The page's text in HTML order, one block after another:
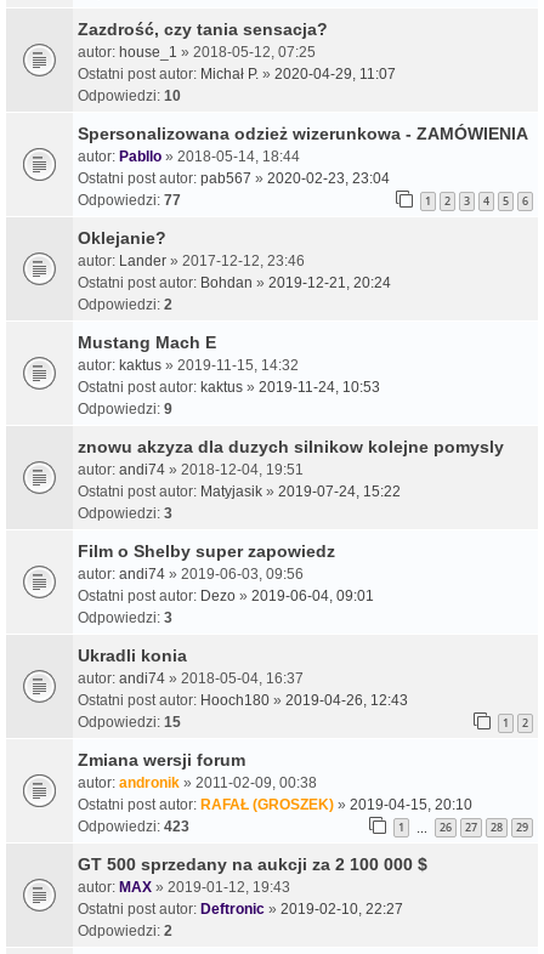
Zazdrość, czy tania sensacja?
autor: house_1 » 2018-05-12, 07:25
Ostatni post autor: Michał P. » 2020-04-29, 11:07
Odpowiedzi: 10
Spersonalizowana odzież wizerunkowa - ZAMÓWIENIA
autor: Pabllo » 2018-05-14, 18:44
Ostatni post autor: pab567 » 2020-02-23, 23:04
Odpowiedzi: 77 1 2 3 4 5 6
Oklejanie?
autor: Lander » 2017-12-12, 23:46
Ostatni post autor: Bohdan » 2019-12-21, 20:24
Odpowiedzi: 2
Mustang Mach E
autor: kaktus » 2019-11-15, 14:32
Ostatni post autor: kaktus » 2019-11-24, 10:53
Odpowiedzi: 9
znowu akzyza dla duzych silnikow kolejne pomysly
autor: andi74 » 2018-12-04, 19:51
Ostatni post autor: Matyjasik » 2019-07-24, 15:22
Odpowiedzi: 3
Film o Shelby super zapowiedz
autor: andi74 » 2019-06-03, 09:56
Ostatni post autor: Dezo » 2019-06-04, 09:01
Odpowiedzi: 3
Ukradli konia
autor: andi74 » 2018-05-04, 16:37
Ostatni post autor: Hooch180 » 2019-04-26, 12:43
Odpowiedzi: 15 1 2
Zmiana wersji forum
autor: andronik » 2011-02-09, 00:38
Ostatni post autor: RAFAŁ (GROSZEK) » 2019-04-15, 20:10
Odpowiedzi: 423 1 26 27 28 29
GT 500 sprzedany na aukcji za 2 100 000 $
autor: MAX » 2019-01-12, 19:43
Ostatni post autor: Deftronic » 2019-02-10, 22:27
Odpowiedzi: 2